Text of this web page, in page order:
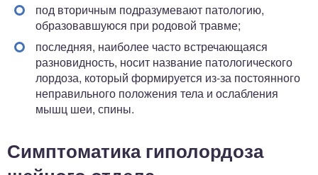
под вторичным подразумевают патологию,
образовавшуюся при родовой травме;
последняя, наиболее часто встречающаяся
разновидность, носит название патологического
лордоза, который формируется из-за постоянного
неправильного положения тела и ослабления
мышц шеи, спины.
Симптоматика гиполордоза